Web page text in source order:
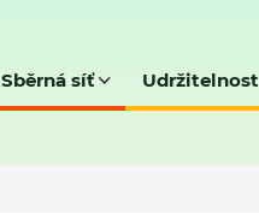
Sběrná síť Udržitelnost